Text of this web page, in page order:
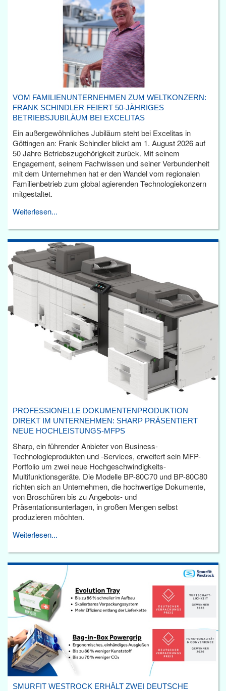
VOM FAMILIENUNTERNEHMEN ZUM WELTKONZERN:
FRANK SCHINDLER FEIERT 50-JÄHRIGES
BETRIEBSJUBILÄUM BEI EXCELITAS
Ein außergewöhnliches Jubiläum steht bei Excelitas in
Göttingen an: Frank Schindler blickt am 1. August 2026 auf
50 Jahre Betriebszugehörigkeit zurück. Mit seinem
Engagement, seinem Fachwissen und seiner Verbundenheit
mit dem Unternehmen hat er den Wandel vom regionalen
Familienbetrieb zum global agierenden Technologiekonzern
mitgestaltet.
Weiterlesen...
PROFESSIONELLE DOKUMENTENPRODUKTION
DIREKT IM UNTERNEHMEN: SHARP PRÄSENTIERT
NEUE HOCHLEISTUNGS-MFPS
Sharp, ein führender Anbieter von Business-
Technologieprodukten und -Services, erweitert sein MFP-
Portfolio um zwei neue Hochgeschwindigkeits-
Multifunktionsgeräte. Die Modelle BP-80C70 und BP-80C80
richten sich an Unternehmen, die hochwertige Dokumente,
von Broschüren bis zu Angebots- und
Präsentationsunterlagen, in großen Mengen selbst
produzieren möchten.
Weiterlesen...
SMURFIT WESTROCK ERHÄLT ZWEI DEUTSCHE